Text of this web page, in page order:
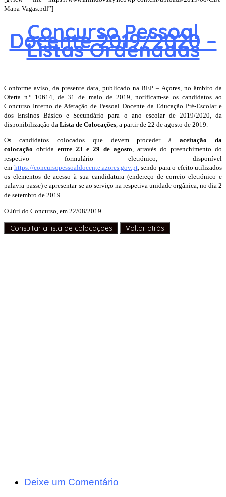
Mapa-Vagas.pdf”]
Concurso Pessoal
Docente 2019/2020 –
Listas Ordenadas
Conforme aviso, da presente data, publicado na BEP – Açores, no âmbito da
Oferta n.º 10614, de 31 de maio de 2019, notificam-se os candidatos ao
Concurso Interno de Afetação de Pessoal Docente da Educação Pré-Escolar e
dos Ensinos Básico e Secundário para o ano escolar de 2019/2020, da
disponibilização da Lista de Colocações , a partir de 22 de agosto de 2019.
Os candidatos colocados que devem proceder àaceitação da
colocação obtida entre 23 e 29 de agosto, através do preenchimento do
respetivo formulário eletrónico, disponível
em https://concursopessoaldocente.azores.gov.pt, sendo para o efeito utilizados
os elementos de acesso à sua candidatura (endereço de correio eletrónico e
palavra-passe) e apresentar-se ao serviço na respetiva unidade orgânica, no dia 2
de setembro de 2019.
O Júri do Concurso, em 22/08/2019
Deixe um Comentário